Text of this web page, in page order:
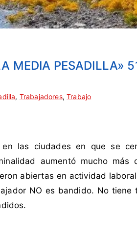
MEDIA PESADILLA»
, Trabajadores,Trabajo
las ciudades en que se
aumentó mucho más
abiertas en actividad
NO es bandido. No tiene